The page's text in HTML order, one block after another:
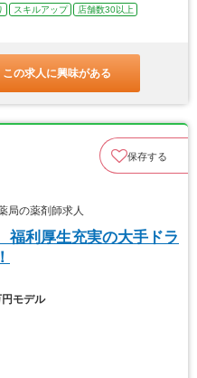
スキルアップ
店舗数30以上
この求人に興味がある
保存する
局の薬剤師求人
福利厚生充実の大手ドラ
円モデル